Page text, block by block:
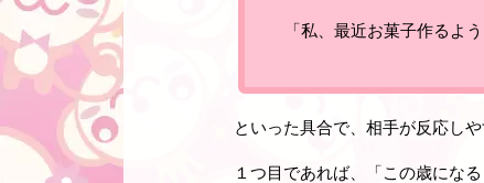
「私、最近お菓子作るよ
といった具合で、相手が反応し
１つ目であれば、「この歳にな